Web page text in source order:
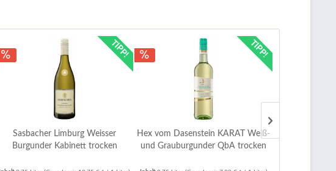
TIPP!
Sasbacher Limburg Weisser
Burgunder Kabinett trocken
TIPP!
Hex vom Dasenstein KARAT Weiß-
und Grauburgunder QbA trocken